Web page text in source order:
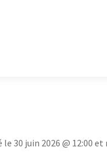
30 juin 2026 @ 12:00